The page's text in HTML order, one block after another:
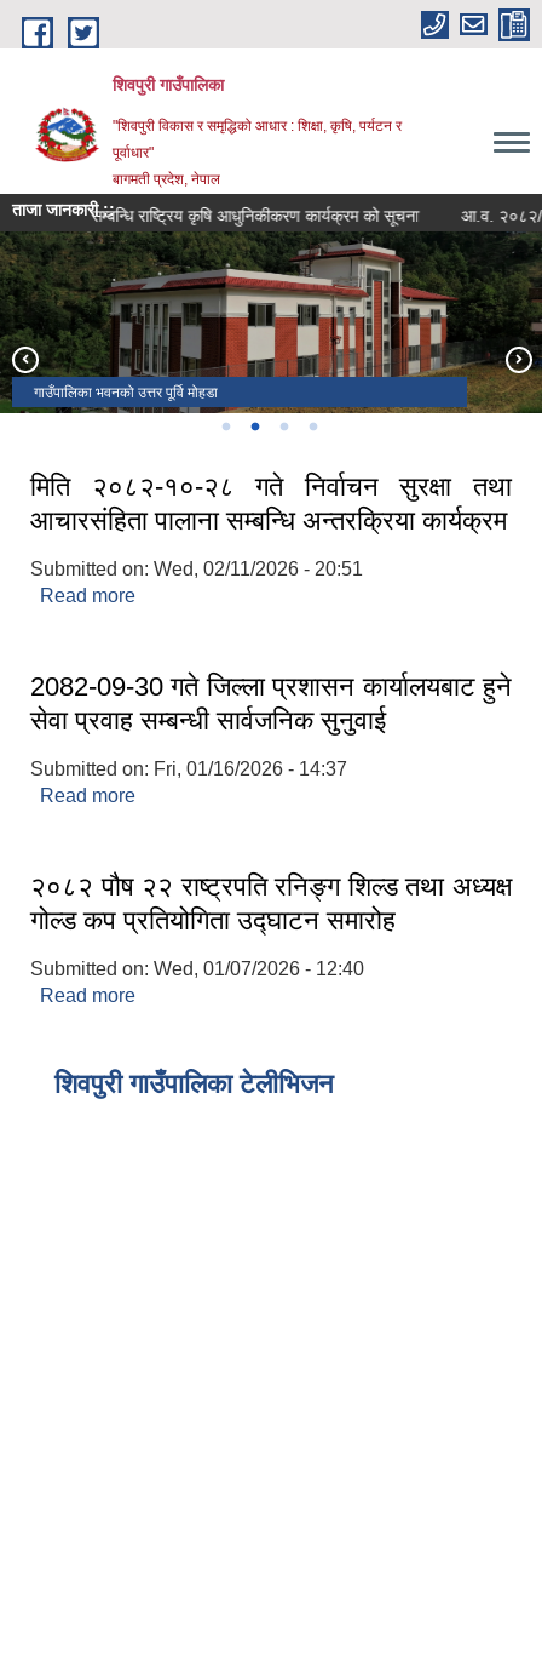
Skip to main content
शिवपुरी गाउँपालिका
"शिवपुरी विकास र समृद्धिको आधार : शिक्षा, कृषि, पर्यटन र
पूर्वाधार"
बागमती प्रदेश, नेपाल
ताजा जानकारी ::
सम्बन्धि राष्ट्रिय कृषि आधुनिकीकरण कार्यक्रम को सूचना आ.व. २०८२/०८३ को
गाउँपालिका भवनको दक्षिण मोहडा
गाउँपालिका भवनको उत्तर पूर्वि मोहडा
वडा न. ७ सुनखानी स्थित गुम्बा
वडा नं ८ स्थित थानापति मन्दिर
मिति २०८२-१०-२८ गते निर्वाचन सुरक्षा तथा
आचारसंहिता पालाना सम्बन्धि अन्तरक्रिया कार्यक्रम
Submitted on: Wed, 02/11/2026 - 20:51
Read more
2082-09-30 गते जिल्ला प्रशासन कार्यालयबाट हुने
सेवा प्रवाह सम्बन्धी सार्वजनिक सुनुवाई
Submitted on: Fri, 01/16/2026 - 14:37
Read more
२०८२ पौष २२ राष्ट्रपति रनिङ्ग शिल्ड तथा अध्यक्ष
गोल्ड कप प्रतियोगिता उद्घाटन समारोह
Submitted on: Wed, 01/07/2026 - 12:40
Read more
शिवपुरी गाउँपालिका टेलीभिजन